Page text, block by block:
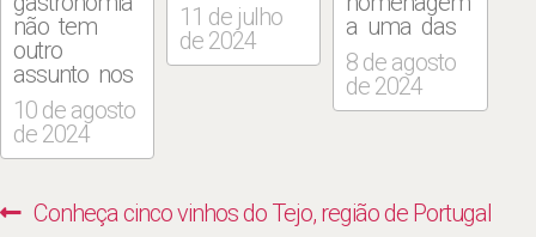
não tem
outro
assunto nos
últimos dias:
só se fala
no caso da
Receita
10 de agosto
de 2024
11 de julho
de 2024
a uma das
regiões
produtoras
mais
realizada
8 de agosto
de 2024
Navegação
Previous
Conheça cinco vinhos do Tejo, região de Portugal